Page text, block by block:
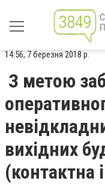
14:56, 7 березня 2018 р.
З метою
вихідних
(контактна